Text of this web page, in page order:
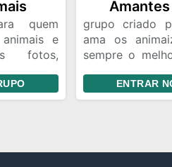
quem
e
fotos,
grupo criado
ama os
sempre o
e videos dos
🐶🐹🐰🦊
ENTRAR